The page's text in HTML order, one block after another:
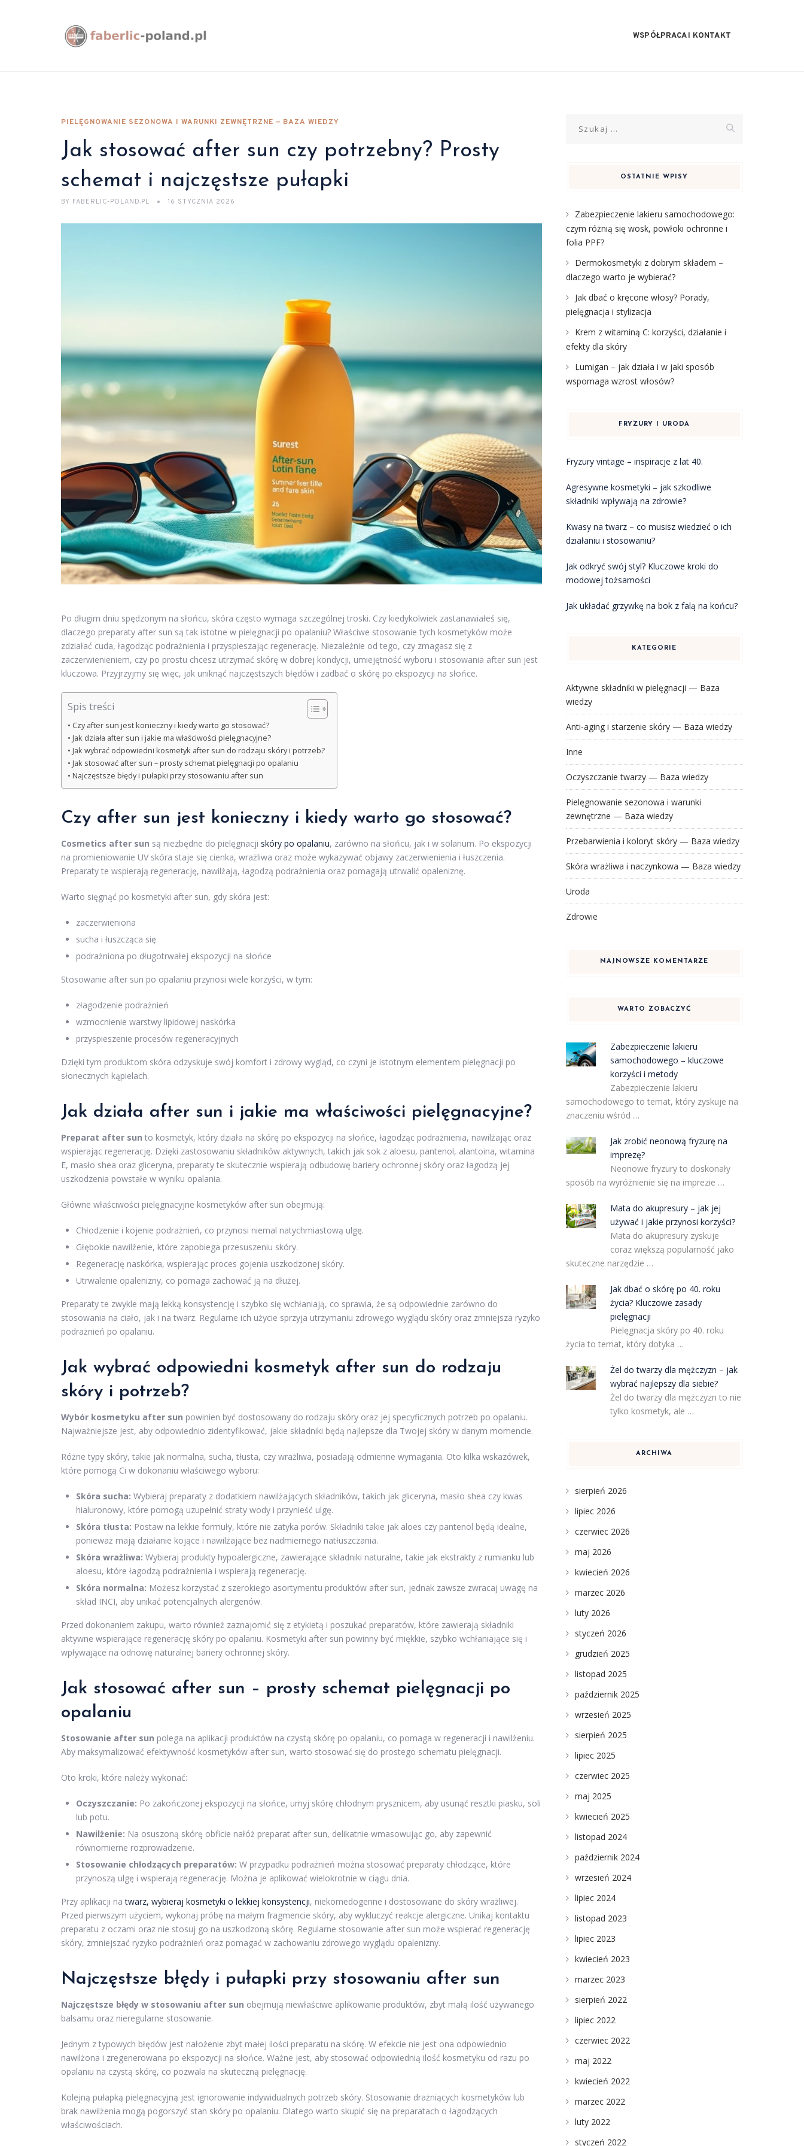
WSPÓŁPRACA I KONTAKT
PIELĘGNOWANIE SEZONOWA I WARUNKI ZEWNĘTRZNE — BAZA WIEDZY
Jak stosować after sun czy potrzebny? Prosty
schemat i najczęstsze pułapki
BY FABERLIC-POLAND.PL 16 STYCZNIA 2026
Po długim dniu spędzonym na słońcu, skóra często wymaga szczególnej troski. Czy kiedykolwiek zastanawiałeś się,
dlaczego preparaty after sun są tak istotne w pielęgnacji po opalaniu? Właściwe stosowanie tych kosmetyków może
zdziałać cuda, łagodząc podrażnienia i przyspieszając regenerację. Niezależnie od tego, czy zmagasz się z
zaczerwienieniem, czy po prostu chcesz utrzymać skórę w dobrej kondycji, umiejętność wyboru i stosowania after sun jest
kluczowa. Przyjrzyjmy się więc, jak uniknąć najczęstszych błędów i zadbać o skórę po ekspozycji na słońce.
Spis treści
Czy after sun jest konieczny i kiedy warto go stosować?
Jak działa after sun i jakie ma właściwości pielęgnacyjne?
Jak wybrać odpowiedni kosmetyk after sun do rodzaju skóry i potrzeb?
Jak stosować after sun – prosty schemat pielęgnacji po opalaniu
Najczęstsze błędy i pułapki przy stosowaniu after sun
Czy after sun jest konieczny i kiedy warto go stosować?
Cosmetics after sun są niezbędne do pielęgnacji skóry po opalaniu, zarówno na słońcu, jak i w solarium. Po ekspozycji
na promieniowanie UV skóra staje się cienka, wrażliwa oraz może wykazywać objawy zaczerwienienia i łuszczenia.
Preparaty te wspierają regenerację, nawilżają, łagodzą podrażnienia oraz pomagają utrwalić opaleniznę.
Warto sięgnąć po kosmetyki after sun, gdy skóra jest:
zaczerwieniona
sucha i łuszcząca się
podrażniona po długotrwałej ekspozycji na słońce
Stosowanie after sun po opalaniu przynosi wiele korzyści, w tym:
złagodzenie podrażnień
wzmocnienie warstwy lipidowej naskórka
przyspieszenie procesów regeneracyjnych
Dzięki tym produktom skóra odzyskuje swój komfort i zdrowy wygląd, co czyni je istotnym elementem pielęgnacji po
słonecznych kąpielach.
Jak działa after sun i jakie ma właściwości pielęgnacyjne?
Preparat after sun to kosmetyk, który działa na skórę po ekspozycji na słońce, łagodząc podrażnienia, nawilżając oraz
wspierając regenerację. Dzięki zastosowaniu składników aktywnych, takich jak sok z aloesu, pantenol, alantoina, witamina
E, masło shea oraz gliceryna, preparaty te skutecznie wspierają odbudowę bariery ochronnej skóry oraz łagodzą jej
uszkodzenia powstałe w wyniku opalania.
Główne właściwości pielęgnacyjne kosmetyków after sun obejmują:
Chłodzenie i kojenie podrażnień, co przynosi niemal natychmiastową ulgę.
Głębokie nawilżenie, które zapobiega przesuszeniu skóry.
Regenerację naskórka, wspierając proces gojenia uszkodzonej skóry.
Utrwalenie opalenizny, co pomaga zachować ją na dłużej.
Preparaty te zwykle mają lekką konsystencję i szybko się wchłaniają, co sprawia, że są odpowiednie zarówno do
stosowania na ciało, jak i na twarz. Regularne ich użycie sprzyja utrzymaniu zdrowego wyglądu skóry oraz zmniejsza ryzyko
podrażnień po opalaniu.
Jak wybrać odpowiedni kosmetyk after sun do rodzaju
skóry i potrzeb?
Wybór kosmetyku after sun powinien być dostosowany do rodzaju skóry oraz jej specyficznych potrzeb po opalaniu.
Najważniejsze jest, aby odpowiednio zidentyfikować, jakie składniki będą najlepsze dla Twojej skóry w danym momencie.
Różne typy skóry, takie jak normalna, sucha, tłusta, czy wrażliwa, posiadają odmienne wymagania. Oto kilka wskazówek,
które pomogą Ci w dokonaniu właściwego wyboru:
Skóra sucha: Wybieraj preparaty z dodatkiem nawilżających składników, takich jak gliceryna, masło shea czy kwas
hialuronowy, które pomogą uzupełnić straty wody i przynieść ulgę.
Skóra tłusta: Postaw na lekkie formuły, które nie zatyka porów. Składniki takie jak aloes czy pantenol będą idealne,
ponieważ mają działanie kojące i nawilżające bez nadmiernego natłuszczania.
Skóra wrażliwa: Wybieraj produkty hypoalergiczne, zawierające składniki naturalne, takie jak ekstrakty z rumianku lub
aloesu, które łagodzą podrażnienia i wspierają regenerację.
Skóra normalna: Możesz korzystać z szerokiego asortymentu produktów after sun, jednak zawsze zwracaj uwagę na
skład INCI, aby unikać potencjalnych alergenów.
Przed dokonaniem zakupu, warto również zaznajomić się z etykietą i poszukać preparatów, które zawierają składniki
aktywne wspierające regenerację skóry po opalaniu. Kosmetyki after sun powinny być miękkie, szybko wchłaniające się i
wpływające na odnowę naturalnej bariery ochronnej skóry.
Jak stosować after sun – prosty schemat pielęgnacji po
opalaniu
Stosowanie after sun polega na aplikacji produktów na czystą skórę po opalaniu, co pomaga w regeneracji i nawilżeniu.
Aby maksymalizować efektywność kosmetyków after sun, warto stosować się do prostego schematu pielęgnacji.
Oto kroki, które należy wykonać:
Oczyszczanie: Po zakończonej ekspozycji na słońce, umyj skórę chłodnym prysznicem, aby usunąć resztki piasku, soli
lub potu.
Nawilżenie: Na osuszoną skórę obficie nałóż preparat after sun, delikatnie wmasowując go, aby zapewnić
równomierne rozprowadzenie.
Stosowanie chłodzących preparatów: W przypadku podrażnień można stosować preparaty chłodzące, które
przynoszą ulgę i wspierają regenerację. Można je aplikować wielokrotnie w ciągu dnia.
Przy aplikacji natwarz, wybieraj kosmetyki o lekkiej konsystencji, niekomedogenne i dostosowane do skóry wrażliwej.
Przed pierwszym użyciem, wykonaj próbę na małym fragmencie skóry, aby wykluczyć reakcje alergiczne. Unikaj kontaktu
preparatu z oczami oraz nie stosuj go na uszkodzoną skórę. Regularne stosowanie after sun może wspierać regenerację
skóry, zmniejszać ryzyko podrażnień oraz pomagać w zachowaniu zdrowego wyglądu opalenizny.
Najczęstsze błędy i pułapki przy stosowaniu after sun
Najczęstsze błędy w stosowaniu after sun obejmują niewłaściwe aplikowanie produktów, zbyt małą ilość używanego
balsamu oraz nieregularne stosowanie.
Jednym z typowych błędów jest nałożenie zbyt małej ilości preparatu na skórę. W efekcie nie jest ona odpowiednio
nawilżona i zregenerowana po ekspozycji na słońce. Ważne jest, aby stosować odpowiednią ilość kosmetyku od razu po
opalaniu na czystą skórę, co pozwala na skuteczną pielęgnację.
Kolejną pułapką pielęgnacyjną jest ignorowanie indywidualnych potrzeb skóry. Stosowanie drażniących kosmetyków lub
brak nawilżenia mogą pogorszyć stan skóry po opalaniu. Dlatego warto skupić się na preparatach o łagodzących
właściwościach.
OSTATNIE WPISY
Zabezpieczenie lakieru samochodowego:
czym różnią się wosk, powłoki ochronne i
folia PPF?
Dermokosmetyki z dobrym składem –
dlaczego warto je wybierać?
Jak dbać o kręcone włosy? Porady,
pielęgnacja i stylizacja
Krem z witaminą C: korzyści, działanie i
efekty dla skóry
Lumigan – jak działa i w jaki sposób
wspomaga wzrost włosów?
FRYZURY I URODA
Fryzury vintage – inspiracje z lat 40.
Agresywne kosmetyki – jak szkodliwe
składniki wpływają na zdrowie?
Kwasy na twarz – co musisz wiedzieć o ich
działaniu i stosowaniu?
Jak odkryć swój styl? Kluczowe kroki do
modowej tożsamości
Jak układać grzywkę na bok z falą na końcu?
KATEGORIE
Aktywne składniki w pielęgnacji — Baza
wiedzy
Anti-aging i starzenie skóry — Baza wiedzy
Inne
Oczyszczanie twarzy — Baza wiedzy
Pielęgnowanie sezonowa i warunki
zewnętrzne — Baza wiedzy
Przebarwienia i koloryt skóry — Baza wiedzy
Skóra wrażliwa i naczynkowa — Baza wiedzy
Uroda
Zdrowie
NAJNOWSZE KOMENTARZE
WARTO ZOBACZYĆ
Zabezpieczenie lakieru
samochodowego – kluczowe
korzyści i metody
Zabezpieczenie lakieru
samochodowego to temat, który zyskuje na
znaczeniu wśród …
Jak zrobić neonową fryzurę na
imprezę?
Neonowe fryzury to doskonały
sposób na wyróżnienie się na imprezie …
Mata do akupresury – jak jej
używać i jakie przynosi korzyści?
Mata do akupresury zyskuje
coraz większą popularność jako
skuteczne narzędzie …
Jak dbać o skórę po 40. roku
życia? Kluczowe zasady
pielęgnacji
Pielęgnacja skóry po 40. roku
życia to temat, który dotyka …
Żel do twarzy dla mężczyzn – jak
wybrać najlepszy dla siebie?
Żel do twarzy dla mężczyzn to nie
tylko kosmetyk, ale …
ARCHIWA
sierpień 2026
lipiec 2026
czerwiec 2026
maj 2026
kwiecień 2026
marzec 2026
luty 2026
styczeń 2026
grudzień 2025
listopad 2025
październik 2025
wrzesień 2025
sierpień 2025
lipiec 2025
czerwiec 2025
maj 2025
kwiecień 2025
listopad 2024
październik 2024
wrzesień 2024
lipiec 2024
listopad 2023
lipiec 2023
kwiecień 2023
marzec 2023
sierpień 2022
lipiec 2022
czerwiec 2022
maj 2022
kwiecień 2022
marzec 2022
luty 2022
styczeń 2022